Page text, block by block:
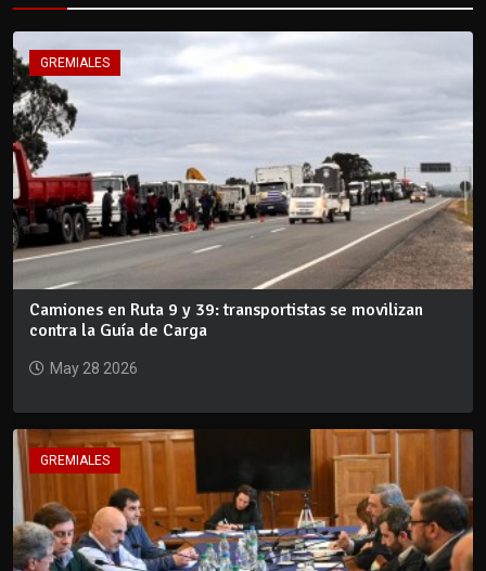
GREMIALES
Camiones en Ruta 9 y 39: transportistas se movilizan
contra la Guía de Carga
May 28 2026
GREMIALES